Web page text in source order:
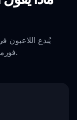
يُبدع اللاعبون
فورمز! اقرأ بعض شهاداتهم أدناه.